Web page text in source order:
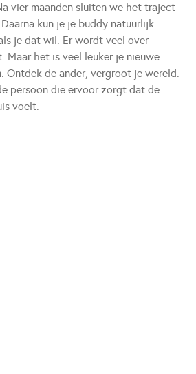
vier maanden sluiten we het traject
kun je je buddy natuurlijk
je dat wil. Er wordt veel over
Maar het is veel leuker je nieuwe
Ontdek de ander, vergroot je wereld.
persoon die ervoor zorgt dat de
voelt.